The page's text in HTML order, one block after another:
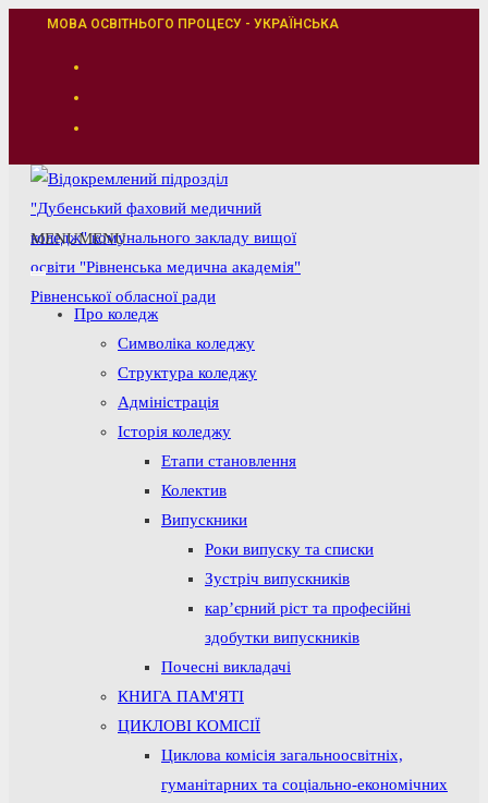
ПерейтиМОВА ОСВІТНЬОГО ПРОЦЕСУ - УКРАЇНСЬКА
MENUMENU
Про коледж
Символіка коледжу
Структура коледжу
Адміністрація
Історія коледжу
Етапи становлення
Колектив
Випускники
Роки випуску та списки
Зустріч випускників
кар’єрний ріст та професійні
здобутки випускників
Почесні викладачі
КНИГА ПАМ'ЯТІ
ЦИКЛОВІ КОМІСІЇ
Циклова комісія загальноосвітніх,
гуманітарних та соціально-економічних